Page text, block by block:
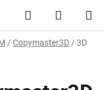
Hledat
KOŠÍK
/ Copymaster3D / 3D